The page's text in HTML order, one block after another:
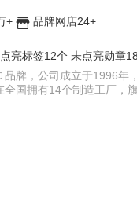
+
品牌网店24+
亮标签12个 未点亮勋章
牌，公司成立于1996年
国拥有14个制造工厂，